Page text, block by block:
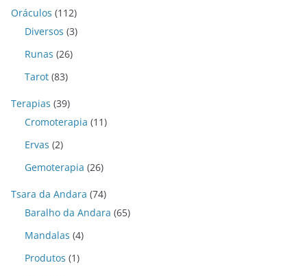
Oráculos (112)
Diversos (3)
Runas (26)
Tarot (83)
Terapias (39)
Cromoterapia (11)
Ervas (2)
Gemoterapia (26)
Tsara da Andara (74)
Baralho da Andara (65)
Mandalas (4)
Produtos (1)